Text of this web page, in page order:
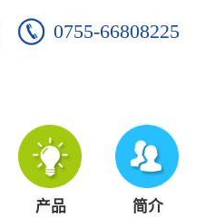
0755-66808225
产品 简介